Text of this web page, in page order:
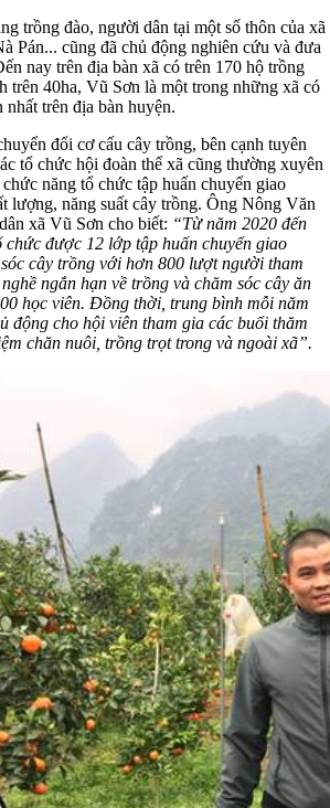
trồng đào, người dân tại một số thôn của xã
Pán... cũng đã chủ động nghiên cứu và đưa
nay trên địa bàn xã có trên 170 hộ trồng
trên 40ha, Vũ Sơn là một trong những xã có
trên địa bàn huyện.
đổi cơ cấu cây trồng, bên cạnh tuyên
tổ chức hội đoàn thể xã cũng thường xuyên
năng tổ chức tập huấn chuyển giao
lượng, năng suất cây trồng. Ông Nông Văn
xã Vũ Sơn cho biết: “Từ năm 2020 đến
được 12 lớp tập huấn chuyển giao
cây trồng với hơn 800 lượt người tham
ngắn hạn về trồng và chăm sóc cây ăn
học viên. Đồng thời, trung bình mỗi năm
động cho hội viên tham gia các buổi thăm
chăn nuôi, trồng trọt trong và ngoài xã”.